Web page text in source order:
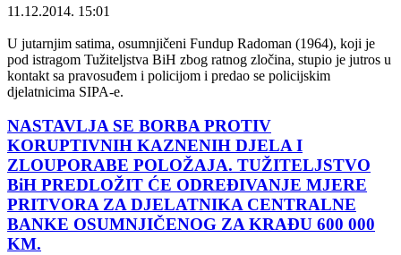
11.12.2014. 15:01
U jutarnjim satima, osumnjičeni Fundup Radoman (1964), koji je
pod istragom Tužiteljstva BiH zbog ratnog zločina, stupio je jutros u
kontakt sa pravosuđem i policijom i predao se policiјskim
djelatnicima SIPA-e.
NASTAVLJA SE BORBA PROTIV
KORUPTIVNIH KAZNENIH DJELA I
ZLOUPORABE POLOŽAJA. TUŽITELJSTVO
BiH PREDLOŽIT ĆE ODREĐIVANJE MJERE
PRITVORA ZA DJELATNIKA CENTRALNE
BANKE OSUMNJIČENOG ZA KRAĐU 600 000
KM.